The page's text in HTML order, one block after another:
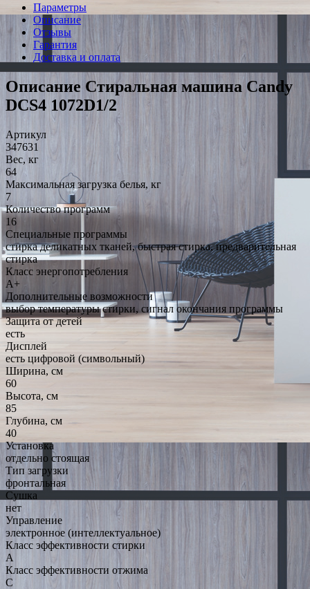
Параметры
Описание
Отзывы
Гарантия
Доставка и оплата
Описание Стиральная машина Candy
DCS4 1072D1/2
Артикул
347631
Вес, кг
64
Максимальная загрузка белья, кг
7
Количество программ
16
Специальные программы
стирка деликатных тканей, быстрая стирка, предварительная
стирка
Класс энергопотребления
A+
Дополнительные возможности
выбор температуры стирки, сигнал окончания программы
Защита от детей
есть
Дисплей
есть цифровой (символьный)
Ширина, см
60
Высота, см
85
Глубина, см
40
Установка
отдельно стоящая
Тип загрузки
фронтальная
Сушка
нет
Управление
электронное (интеллектуальное)
Класс эффективности стирки
A
Класс эффективности отжима
C